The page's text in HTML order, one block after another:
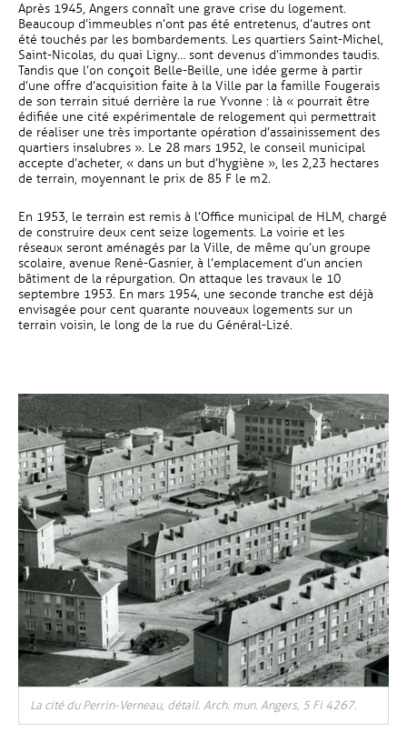
Après 1945, Angers connaît une grave crise du logement.
Beaucoup d’immeubles n’ont pas été entretenus, d’autres ont
été touchés par les bombardements. Les quartiers Saint-Michel,
Saint-Nicolas, du quai Ligny… sont devenus d’immondes taudis.
Tandis que l’on conçoit Belle-Beille, une idée germe à partir
d’une offre d’acquisition faite à la Ville par la famille Fougerais
de son terrain situé derrière la rue Yvonne : là « pourrait être
édifiée une cité expérimentale de relogement qui permettrait
de réaliser une très importante opération d’assainissement des
quartiers insalubres ». Le 28 mars 1952, le conseil municipal
accepte d’acheter, « dans un but d’hygiène », les 2,23 hectares
de terrain, moyennant le prix de 85 F le m2.
En 1953, le terrain est remis à l’Office municipal de HLM, chargé
de construire deux cent seize logements. La voirie et les
réseaux seront aménagés par la Ville, de même qu’un groupe
scolaire, avenue René-Gasnier, à l’emplacement d’un ancien
bâtiment de la répurgation. On attaque les travaux le 10
septembre 1953. En mars 1954, une seconde tranche est déjà
envisagée pour cent quarante nouveaux logements sur un
terrain voisin, le long de la rue du Général-Lizé.
La cité du Perrin-Verneau, détail. Arch. mun. Angers, 5 Fi 4267.